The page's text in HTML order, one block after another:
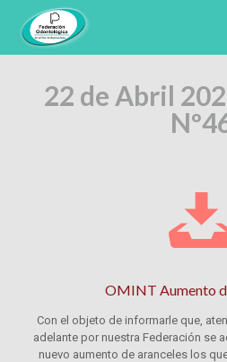
22 de Abril
OMINT Aumento
Con el objeto de informarle que,
adelante por nuestra Federación se
nuevo aumento de aranceles los